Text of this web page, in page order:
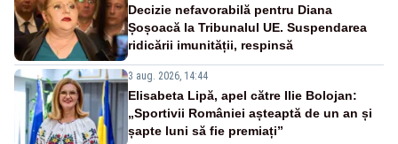
Decizie nefavorabilă pentru Diana
Șoșoacă la Tribunalul UE. Suspendarea
ridicării imunității, respinsă
3 aug. 2026, 14:44
Elisabeta Lipă, apel către Ilie Bolojan:
„Sportivii României așteaptă de un an și
șapte luni să fie premiați”